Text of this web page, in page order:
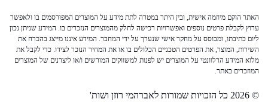
האתר הוקם מיוזמה אישית, ובין היתר במטרה לתת מידע על המוצרים המפורסמים בו ולאפשר
ערוץ לקבלת פרטים נוספים ואפשרויות רכישה לחלק מהמוצרים הנזכרים בו. המידע שניתן נכון
ליום כתיבתו, ומבוסס על מחקר אישי שנערך על ידי המחבר. המידע איננו מייצג בהכרח את
השירות, המוצר, את הפרטים הטכניים הכלולים בו או את המחיר הנזכר לצידו. כדי לקבל את
מלוא המידע הרלוונטי על המוצרים יש לפנות למשווקים המורשים ו/או ליצרנים של המוצרים
המוזכרים באתר.
© 2026 כל הזכויות שמורות לאברהמי רוזן ושות'